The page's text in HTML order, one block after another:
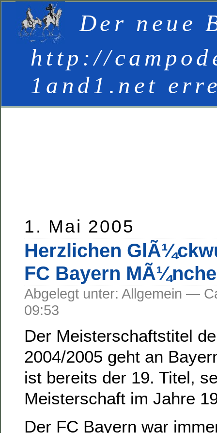
Der neue
http://
1and1.net
1. Mai 2005
Herzlichen
FC Bayern
Abgelegt unter: Allgemein —
09:53
Der Meisterschaftstitel
2004/2005 geht an
ist bereits der 19. Titel,
Meisterschaft im Jahre
Der FC Bayern war